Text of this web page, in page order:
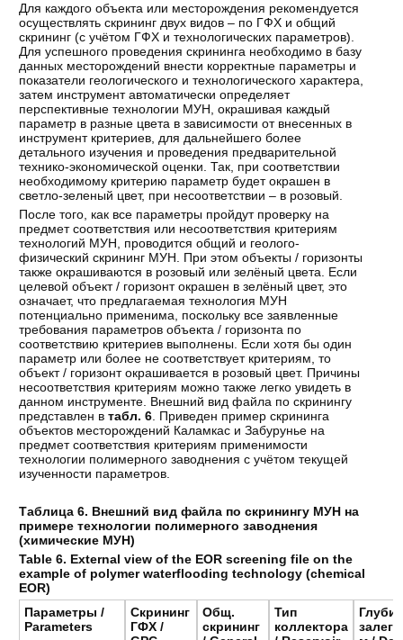
Для каждого объекта или месторождения рекомендуется
осуществлять скрининг двух видов – по ГФХ и общий
скрининг (с учётом ГФХ и технологических параметров).
Для успешного проведения скрининга необходимо в базу
данных месторождений внести корректные параметры и
показатели геологического и технологического характера,
затем инструмент автоматически определяет
перспективные технологии МУН, окрашивая каждый
параметр в разные цвета в зависимости от внесенных в
инструмент критериев, для дальнейшего более
детального изучения и проведения предварительной
технико-экономической оценки. Так, при соответствии
необходимому критерию параметр будет окрашен в
светло-зеленый цвет, при несоответствии – в розовый.
После того, как все параметры пройдут проверку на
предмет соответствия или несоответствия критериям
технологий МУН, проводится общий и геолого-
физический скрининг МУН. При этом объекты / горизонты
также окрашиваются в розовый или зелёный цвета. Если
целевой объект / горизонт окрашен в зелёный цвет, это
означает, что предлагаемая технология МУН
потенциально применима, поскольку все заявленные
требования параметров объекта / горизонта по
соответствию критериев выполнены. Если хотя бы один
параметр или более не соответствует критериям, то
объект / горизонт окрашивается в розовый цвет. Причины
несоответствия критериям можно также легко увидеть в
данном инструменте. Внешний вид файла по скринингу
представлен втабл. 6. Приведен пример скрининга
объектов месторождений Каламкас и Забурунье на
предмет соответствия критериям применимости
технологии полимерного заводнения с учётом текущей
изученности параметров.
Таблица 6. Внешний вид файла по скринингу МУН на
примере технологии полимерного заводнения
(химические МУН)
Table 6. External view of the EOR screening file on the
example of polymer waterflooding technology (chemical
EOR)
Параметры /
Parameters
Скрининг
ГФХ /
Общ.
скрининг
Тип
коллектора